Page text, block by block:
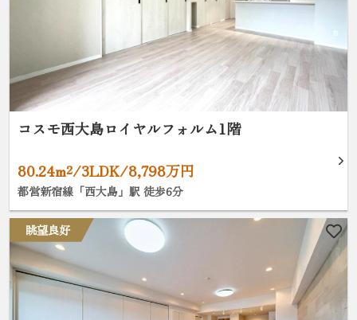
コスモ西大島ロイヤルフォルム1階
80.24m²/3LDK/8,798万円
都営新宿線「西大島」駅 徒歩6分
眺望良好